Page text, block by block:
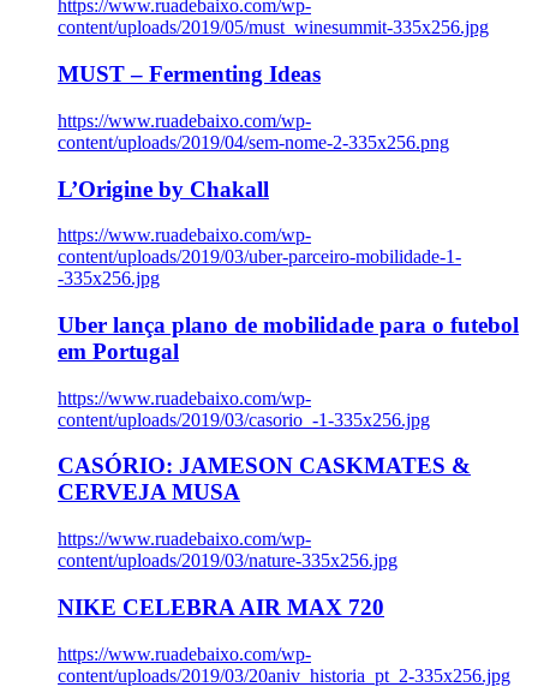
https://www.ruadebaixo.com/wp-
content/uploads/2019/05/must_winesummit-335x256.jpg
MUST – Fermenting Ideas
https://www.ruadebaixo.com/wp-
content/uploads/2019/04/sem-nome-2-335x256.png
L’Origine by Chakall
https://www.ruadebaixo.com/wp-
content/uploads/2019/03/uber-parceiro-mobilidade-1-
-335x256.jpg
Uber lança plano de mobilidade para o futebol
em Portugal
https://www.ruadebaixo.com/wp-
content/uploads/2019/03/casorio_-1-335x256.jpg
CASÓRIO: JAMESON CASKMATES &
CERVEJA MUSA
https://www.ruadebaixo.com/wp-
content/uploads/2019/03/nature-335x256.jpg
NIKE CELEBRA AIR MAX 720
https://www.ruadebaixo.com/wp-
content/uploads/2019/03/20aniv_historia_pt_2-335x256.jpg